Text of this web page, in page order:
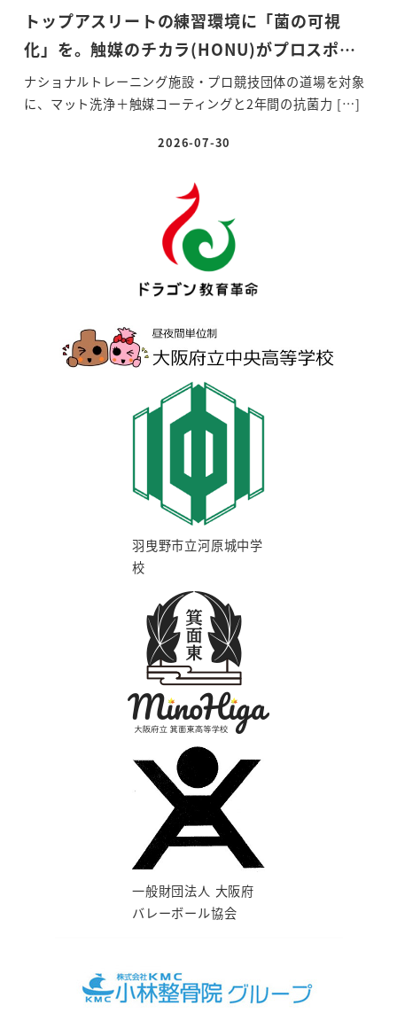
トップアスリートの練習環境に「菌の可視
化」を。触媒のチカラ(HONU)がプロスポ…
ナショナルトレーニング施設・プロ競技団体の道場を対象
に、マット洗浄＋触媒コーティングと2年間の抗菌力 […]
投稿日
2026-07-30
羽曳野市立河原城中学
校
一般財団法人 大阪府
バレーボール協会